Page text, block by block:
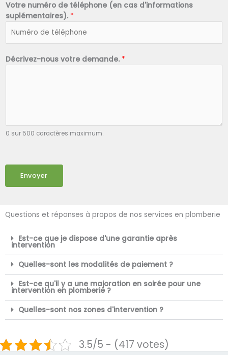
Votre numéro de téléphone (en cas d'informations
suplémentaires). *
Décrivez-nous votre demande. *
0 sur 500 caractères maximum.
Envoyer
Questions et réponses à propos de nos services en plomberie
Est-ce que je dispose d'une garantie après
intervention
Quelles-sont les modalités de paiement ?
Est-ce qu'il y a une majoration en soirée pour une
intervention en plomberie ?
Quelles-sont nos zones d'intervention ?
3.5/5 - (417 votes)